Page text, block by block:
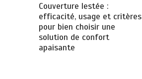
Couverture lestée :
efficacité, usage et critères
pour bien choisir une
solution de confort
apaisante